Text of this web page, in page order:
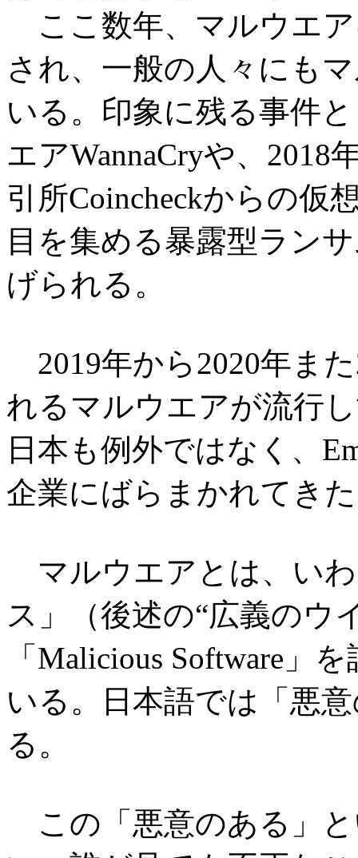
ここ数年、マルウエ
され、一般の人々にも
いる。印象に残る事件
エアWannaCryや、2018
引所Coincheckからの仮
目を集める暴露型ラン
げられる。
2019年から2020年ま
れるマルウエアが流行
日本も例外ではなく、
企業にばらまかれてき
マルウエアとは、い
ス」（後述の“広義のウ
「Malicious Software」
いる。日本語では「悪
る。
この「悪意のある」